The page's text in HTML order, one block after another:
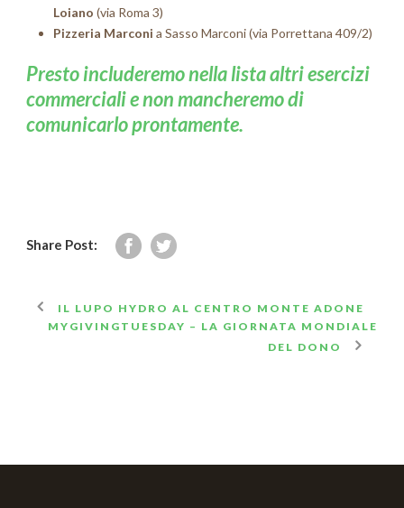
Loiano (via Roma 3)
Pizzeria Marconi a Sasso Marconi (via Porrettana 409/2)
Presto includeremo nella lista altri esercizi
commerciali e non mancheremo di
comunicarlo prontamente.
Share Post:
IL LUPO HYDRO AL CENTRO MONTE ADONE
MYGIVINGTUESDAY – LA GIORNATA MONDIALE
DEL DONO